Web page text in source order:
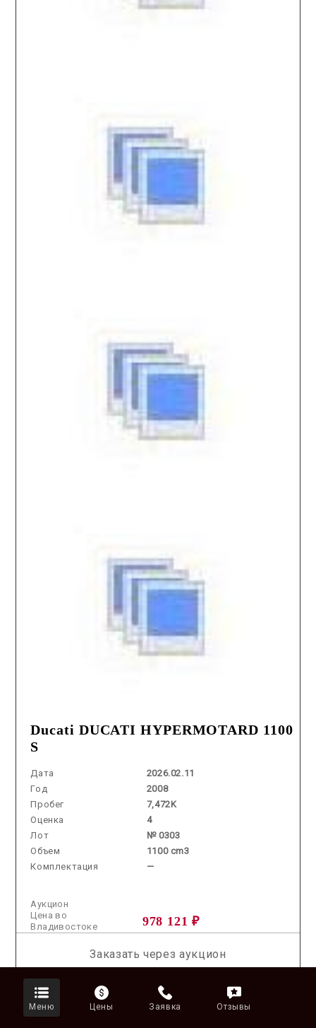
Ducati DUCATI HYPERMOTARD 1100
S
Дата
2026.02.11
Год
2008
Пробег
7,472K
Оценка
4
Лот
№ 0303
Объем
1100 cm3
Комплектация
—
Аукцион
978 121 ₽
Цена во
Владивостоке
Заказать через аукцион
Меню Цены Заявка Отзывы